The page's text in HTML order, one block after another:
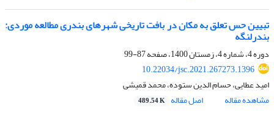
تبیین حس تعلق به مکان در بافت تاریخی شهرهای بندری مطالعه موردی:
بندرلنگه
دوره 4، شماره 4، زمستان 1400، صفحه
87-99
10.22034/jsc.2021.267273.1396
امید عطایی، حسام الدین ستوده، محمد قمیشی
مشاهده مقاله
اصل مقاله 489.54 K